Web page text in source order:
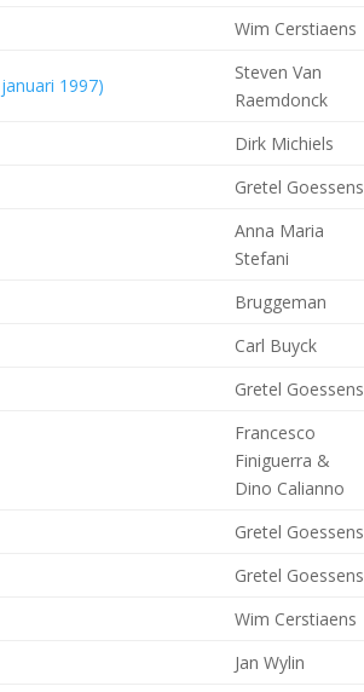
Wim Cerstiaens
1997)
Steven Van
Raemdonck
Dirk Michiels
Gretel Goessens
Anna Maria
Stefani
Bruggeman
Carl Buyck
Gretel Goessens
Francesco
Finiguerra &
Dino Calianno
Gretel Goessens
Gretel Goessens
Wim Cerstiaens
Jan Wylin